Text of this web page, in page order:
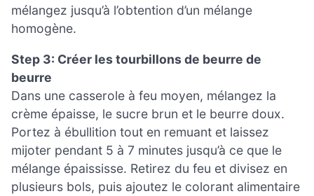
mélangez jusqu’à l’obtention d’un mélange
homogène.
Step 3: Créer les tourbillons de beurre de
beurre
Dans une casserole à feu moyen, mélangez la
crème épaisse, le sucre brun et le beurre doux.
Portez à ébullition tout en remuant et laissez
mijoter pendant 5 à 7 minutes jusqu’à ce que le
mélange épaississe. Retirez du feu et divisez en
plusieurs bols, puis ajoutez le colorant alimentaire